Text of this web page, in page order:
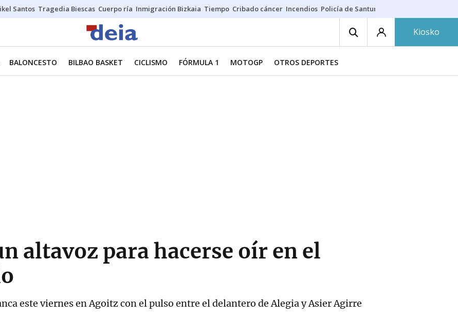
Santos Tragedia Biescas Cuerpo ría Inmigración Bizkaia Tiempo Cribado cáncer Incendios Policía de Santurtzi
Kiosko
BALONCESTO BILBAO BASKET CICLISMO FÓRMULA 1 MOTOGP OTROS DEPORTES
altavoz para hacerse oír en el
este viernes en Agoitz con el pulso entre el delantero de Alegia y Asier Agirre